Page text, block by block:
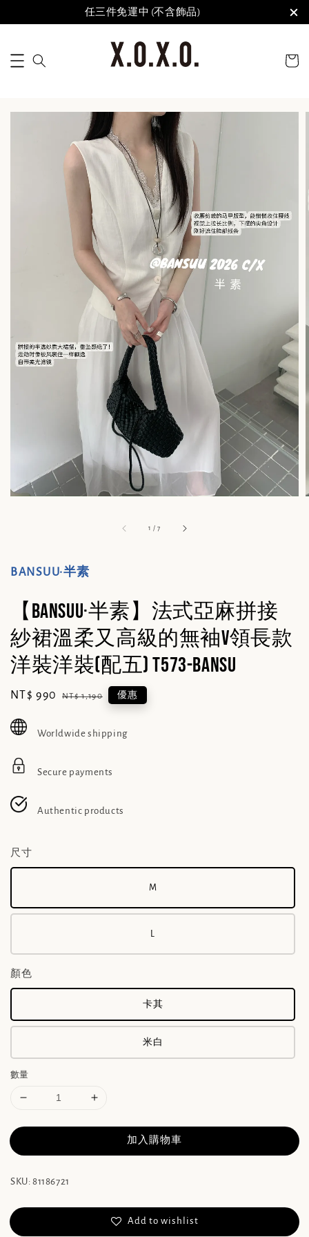
任三件免運中 (不含飾品)
1 /7
BANSUU·半素
【BANSUU·半素】法式亞麻拼接
紗裙溫柔又高級的無袖V領長款
洋裝洋裝(配五) T573-BanSu
Sale
NT$ 990 Regular
NT$ 1,190 優惠
Worldwide shipping
Secure payments
Authentic products
尺寸
M
L
顏色
卡其
米白
數量
加入購物車
SKU: 81186721
Add to wishlist